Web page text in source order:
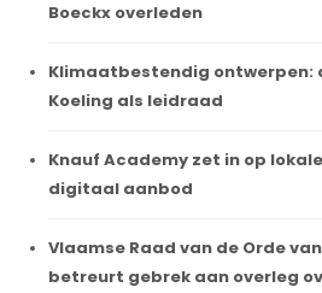
Boeckx overleden
Klimaatbestendig ontwerpen:
Koeling als leidraad
Knauf Academy zet in op
digitaal aanbod
Vlaamse Raad van de Orde
betreurt gebrek aan overleg